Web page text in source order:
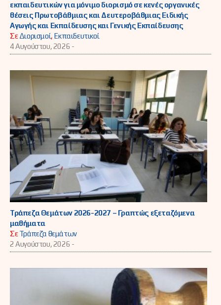
εκπαιδευτικών για μόνιμο διορισμό σε κενές οργανικές
θέσεις Πρωτοβάθμιας και Δευτεροβάθμιας Ειδικής
Αγωγής και Εκπαίδευσης και Γενικής Εκπαίδευσης
ΣεΔιορισμοί, Εκπαιδευτικοί
4 Αυγούστου, 2026 -
Τράπεζα Θεμάτων 2026-2027 – Γραπτώς εξεταζόμενα
μαθήματα
ΣεΤράπεζα θεμάτων
2 Αυγούστου, 2026 -